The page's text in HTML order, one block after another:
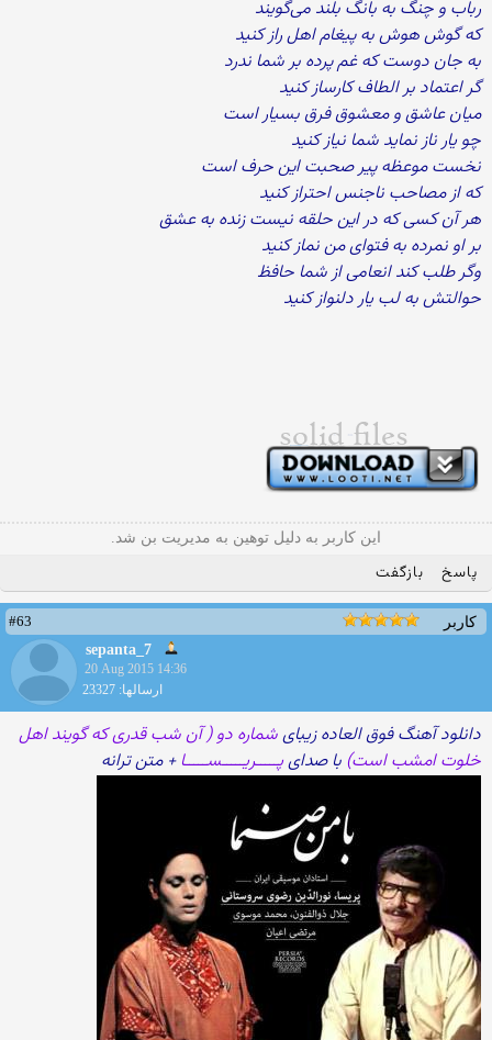
رباب و چنگ به بانگ بلند می‌گویند
که گوش هوش به پیغام اهل راز کنید
به جان دوست که غم پرده بر شما ندرد
گر اعتماد بر الطاف کارساز کنید
میان عاشق و معشوق فرق بسیار است
چو یار ناز نماید شما نیاز کنید
نخست موعظه پیر صحبت این حرف است
که از مصاحب ناجنس احتراز کنید
هر آن کسی که در این حلقه نیست زنده به عشق
بر او نمرده به فتوای من نماز کنید
وگر طلب کند انعامی از شما حافظ
حوالتش به لب یار دلنواز کنید
این کاربر به دلیل توهین به مدیریت بن شد.
پاسخ بازگفت
کاربر
#63
sepanta_7
20 Aug 2015 14:36
ارسالها: 23327
دانلود آهنگ فوق العاده زیبایشماره دو ( آن شب قدری که گویند اهل
خلوت امشب است) با صدایپـــــریـــــســـــا+ متن ترانه